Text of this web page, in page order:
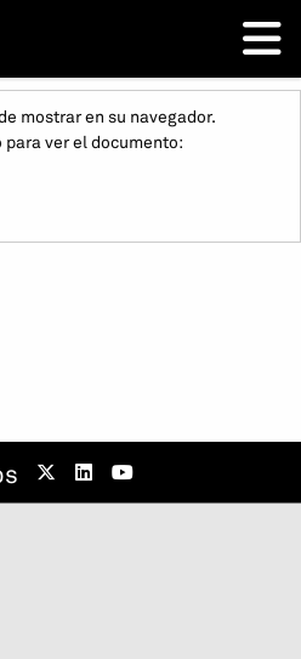
mostrar en su navegador.
ver el documento: